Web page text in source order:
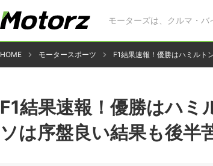
モーターズは、クルマ・バ
HOME モータースポーツ F1結果速報！優勝はハミルト
F1結果速報！優勝はハ
ソは序盤良い結果も後半